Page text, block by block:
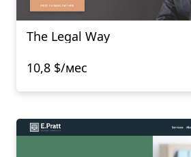
The Legal Way
10,8 $/мес